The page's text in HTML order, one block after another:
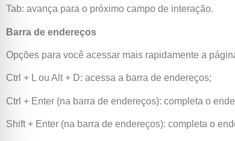
Tab: avança para o próximo campo de interação.
Barra de endereços
Opções para você acessar mais rapidamente a
Ctrl + L ou Alt + D: acessa a barra de endereços;
Ctrl + Enter (na barra de endereços): completa o
Shift + Enter (na barra de endereços): completa o